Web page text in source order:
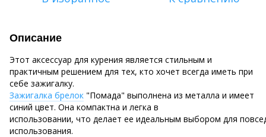
Описание
Этот аксессуар для курения является стильным и
практичным решением для тех, кто хочет всегда иметь при
себе зажигалку.
Зажигалка брелок "Помада" выполнена из металла и имеет
синий цвет. Она компактна и легка в
использовании, что делает ее идеальным выбором для
использования.